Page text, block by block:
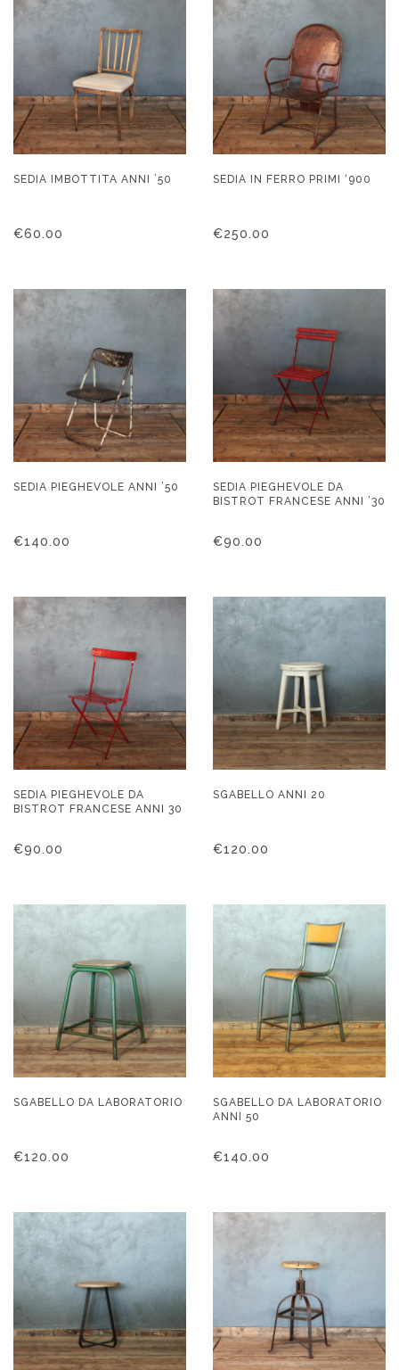
SEDIA IMBOTTITA ANNI ’50
€60.00
SEDIA IN FERRO PRIMI ‘900
€250.00
SEDIA PIEGHEVOLE ANNI ’50
€140.00
SEDIA PIEGHEVOLE DA
BISTROT FRANCESE ANNI ’30
€90.00
SEDIA PIEGHEVOLE DA
BISTROT FRANCESE ANNI 30
€90.00
SGABELLO ANNI 20
€120.00
SGABELLO DA LABORATORIO
€120.00
SGABELLO DA LABORATORIO
ANNI 50
€140.00